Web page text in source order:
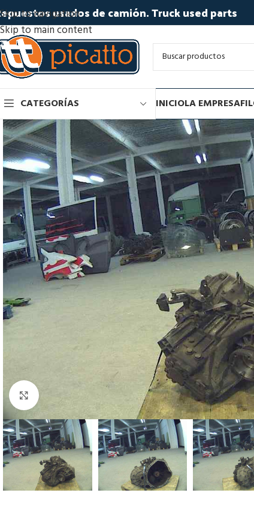
Skip to navigation
Skip to main content
usados de camión. Truck used parts
CATEGORÍAS INICIOLA EMPRESA